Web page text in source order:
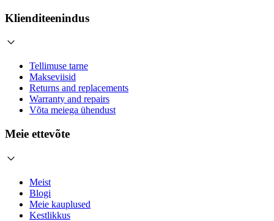
Klienditeenindus
Tellimuse tarne
Makseviisid
Returns and replacements
Warranty and repairs
Võta meiega ühendust
Meie ettevõte
Meist
Blogi
Meie kauplused
Kestlikkus